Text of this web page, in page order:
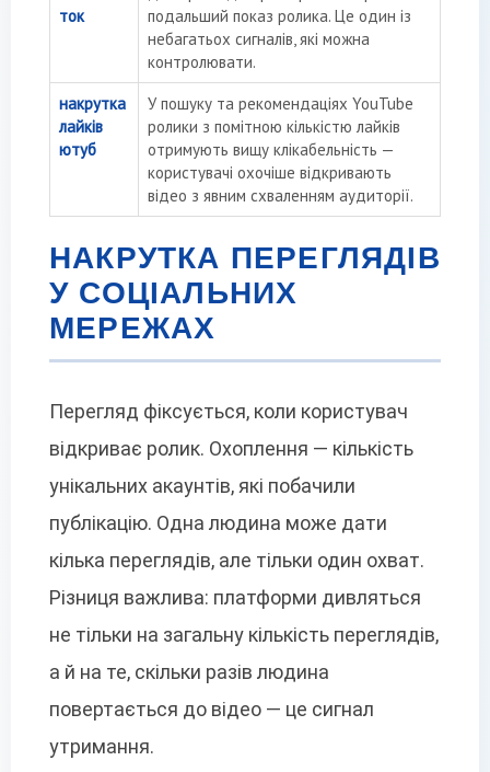
ток
подальший показ ролика. Це один із
небагатьох сигналів, які можна
контролювати.
накрутка
лайків
ютуб
У пошуку та рекомендаціях YouTube
ролики з помітною кількістю лайків
отримують вищу клікабельність —
користувачі охочіше відкривають
відео з явним схваленням аудиторії.
НАКРУТКА ПЕРЕГЛЯДІВ
У СОЦІАЛЬНИХ
МЕРЕЖАХ
Перегляд фіксується, коли користувач
відкриває ролик. Охоплення — кількість
унікальних акаунтів, які побачили
публікацію. Одна людина може дати
кілька переглядів, але тільки один охват.
Різниця важлива: платформи дивляться
не тільки на загальну кількість переглядів,
а й на те, скільки разів людина
повертається до відео — це сигнал
утримання.